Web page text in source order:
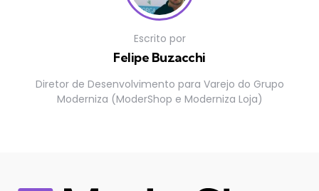
Escrito por
Felipe Buzacchi
Diretor de Desenvolvimento para Varejo do Grupo
Moderniza (ModerShop e Moderniza Loja)